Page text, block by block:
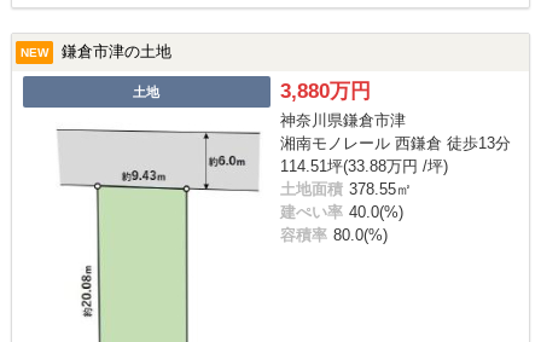
NEW 鎌倉市津の土地
土地 3,880万円
神奈川県鎌倉市津
湘南モノレール 西鎌倉 徒歩13分
114.51坪(33.88万円 /坪)
土地面積 378.55㎡
建ぺい率 40.0(%)
容積率 80.0(%)